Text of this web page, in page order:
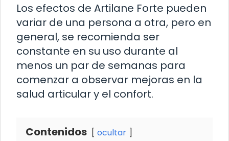
Los efectos de Artilane Forte pueden
variar de una persona a otra, pero en
general, se recomienda ser
constante en su uso durante al
menos un par de semanas para
comenzar a observar mejoras en la
salud articular y el confort.
Contenidos ocultar